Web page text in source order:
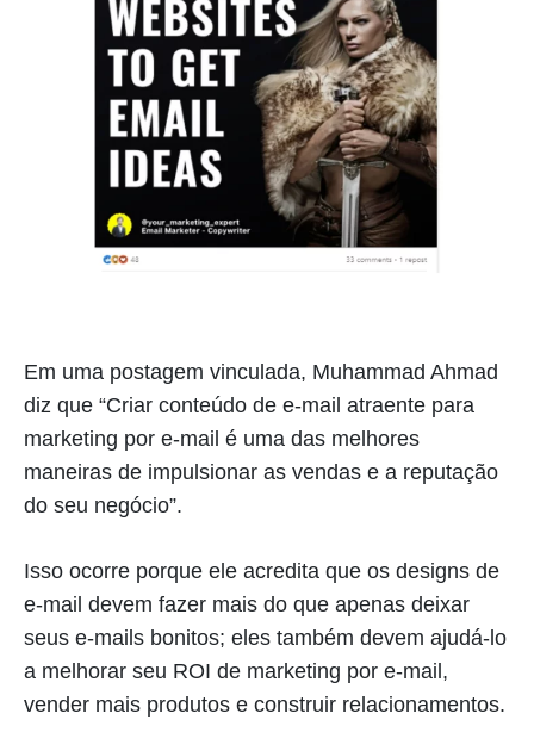
Em uma postagem vinculada, Muhammad Ahmad
diz que “Criar conteúdo de e-mail atraente para
marketing por e-mail é uma das melhores
maneiras de impulsionar as vendas e a reputação
do seu negócio”.
Isso ocorre porque ele acredita que os designs de
e-mail devem fazer mais do que apenas deixar
seus e-mails bonitos; eles também devem ajudá-lo
a melhorar seu ROI de marketing por e-mail,
vender mais produtos e construir relacionamentos.